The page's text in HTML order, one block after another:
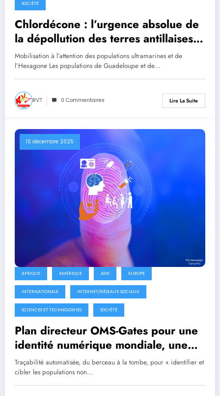
SOCIÉTÉ
Chlordécone : l’urgence absolue de
la dépollution des terres antillaises,
un enjeu sanitaire, environnemental
et démocratique
Mobilisation à l’attention des populations ultramarines et de
l’Hexagone Les populations de Guadeloupe et de…
RV7 0 Commentaires Lire La Suite
10 décembre 2025
AFRIQUE AMÉRIQUE ASIE EUROPE
INTERNATIONALE INTERNET/RÉSEAUX SOCIAUX
SCIENCES ET TECHNOLOGIES SOCIÉTÉ
Plan directeur OMS-Gates pour une
identité numérique mondiale, une
surveillance basée sur l’IA et un
suivi vaccinal à vie pour chaque
personne
Traçabilité automatisée, du berceau à la tombe, pour « identifier et
cibler les populations non…